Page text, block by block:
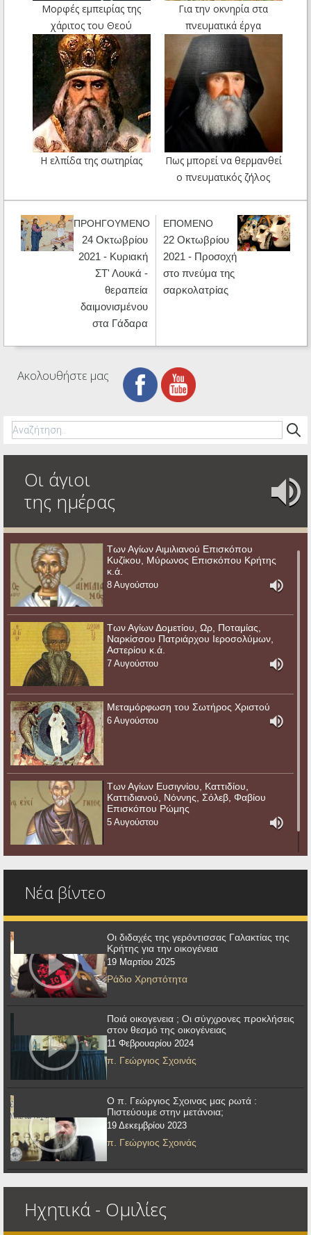
Μορφές εμπειρίας της
χάριτος του Θεού
Για την οκνηρία στα
πνευματικά έργα
Η ελπίδα της σωτηρίας
Πως μπορεί να θερμανθεί
ο πνευματικός ζήλος
ΠΡΟΗΓΟΥΜΕΝΟ
24 Οκτωβρίου
2021 - Κυριακή
ΣΤ' Λουκά -
θεραπεία
δαιμονισμένου
στα Γάδαρα
ΕΠΟΜΕΝΟ
22 Οκτωβρίου
2021 - Προσοχή
στο πνεύμα της
σαρκολατρίας
Ακολουθήστε μας
Οι άγιοι
της ημέρας
Των Αγίων Αιμιλιανού Επισκόπου
Κυζίκου, Μύρωνος Επισκόπου Κρήτης
κ.ά.
8 Αυγούστου
Των Αγίων Δομετίου, Ωρ, Ποταμίας,
Ναρκίσσου Πατριάρχου Ιεροσολύμων,
Αστερίου κ.ά.
7 Αυγούστου
Μεταμόρφωση του Σωτήρος Χριστού
6 Αυγούστου
Των Αγίων Ευσιγνίου, Καττιδίου,
Καττιδιανού, Νόννης, Σόλεβ, Φαβίου
Επισκόπου Ρώμης
5 Αυγούστου
Νέα βίντεο
Οι διδαχές της γερόντισσας Γαλακτίας της
Κρήτης για την οικογένεια
19 Μαρτίου 2025
Ράδιο Χρηστότητα
Ποιά οικογενεια ; Οι σύγχρονες προκλήσεις
στον θεσμό της οικογένειας
11 Φεβρουαρίου 2024
π. Γεώργιος Σχοινάς
Ο π. Γεώργιος Σχοινας μας ρωτά :
Πιστεύουμε στην μετάνοια;
19 Δεκεμβρίου 2023
π. Γεώργιος Σχοινάς
Ηχητικά - Ομιλίες